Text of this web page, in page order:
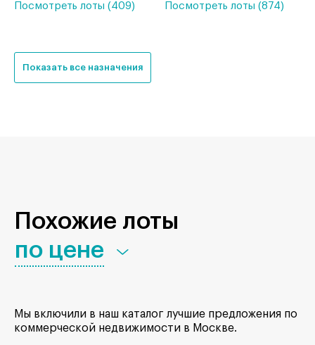
Посмотреть лоты (409)
Посмотреть лоты (874)
Показать все назначения
Похожие лоты
по цене
Мы включили в наш каталог лучшие предложения по
коммерческой недвижимости в Москве.